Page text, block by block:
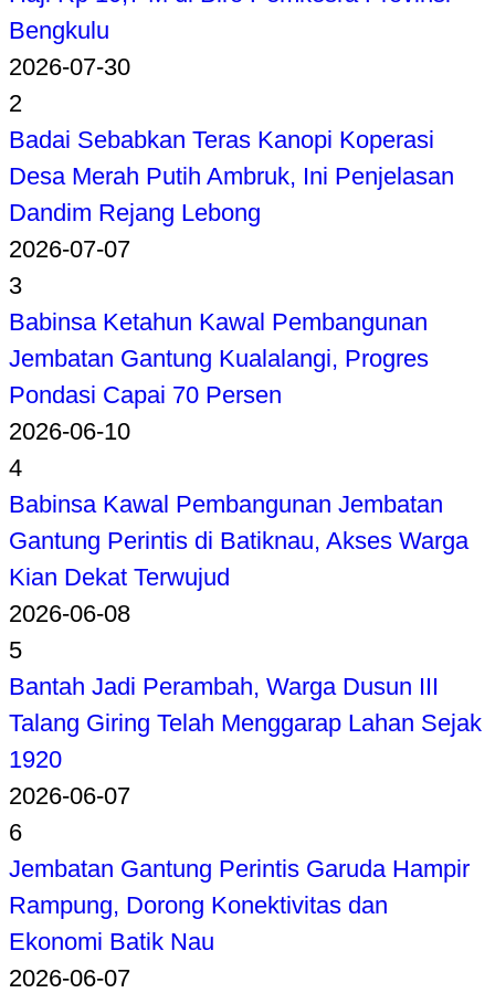
Bengkulu
2026-07-30
2
Badai Sebabkan Teras Kanopi Koperasi
Desa Merah Putih Ambruk, Ini Penjelasan
Dandim Rejang Lebong
2026-07-07
3
Babinsa Ketahun Kawal Pembangunan
Jembatan Gantung Kualalangi, Progres
Pondasi Capai 70 Persen
2026-06-10
4
Babinsa Kawal Pembangunan Jembatan
Gantung Perintis di Batiknau, Akses Warga
Kian Dekat Terwujud
2026-06-08
5
Bantah Jadi Perambah, Warga Dusun III
Talang Giring Telah Menggarap Lahan Sejak
1920
2026-06-07
6
Jembatan Gantung Perintis Garuda Hampir
Rampung, Dorong Konektivitas dan
Ekonomi Batik Nau
2026-06-07